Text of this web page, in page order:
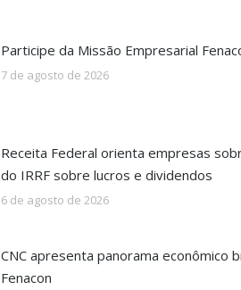
Participe da Missão Empresarial
7 de agosto de 2026
Receita Federal orienta empresas
do IRRF sobre lucros e dividendos
6 de agosto de 2026
CNC apresenta panorama econômico
Fenacon